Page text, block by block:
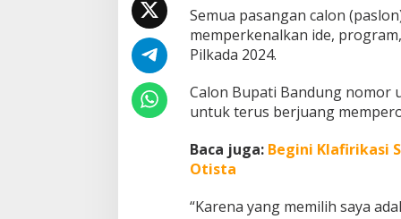
a
p
u
a
n
g
e
a
Semua pasangan calon
memperkenalkan ide,
Pilkada 2024.
Calon Bupati Bandung nomor
untuk terus berjuang
Baca juga: Begini Klafirikasi
Otista
“Karena yang memilih saya